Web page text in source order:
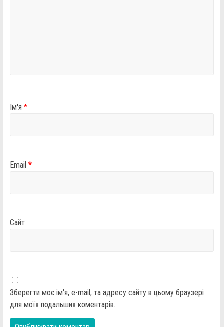
Ім'я *
Email *
Сайт
Зберегти моє ім'я, e-mail, та адресу сайту в цьому браузері
для моїх подальших коментарів.